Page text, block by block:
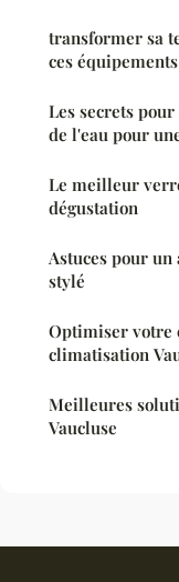
transformer sa
ces équipements
Les secrets
de l'eau pour
Le meilleur
dégustation
Astuces pour
stylé
Optimiser votre
climatisation
Meilleures
Vaucluse